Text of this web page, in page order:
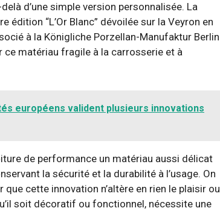
d’une simple version personnalisée. La
édition “L’Or Blanc” dévoilée sur la Veyron en
à la Königliche Porzellan-Manufaktur Berlin
ce matériau fragile à la carrosserie et à
européens valident plusieurs innovations
de performance un matériau aussi délicat
la sécurité et la durabilité à l’usage. On
cette innovation n’altère en rien le plaisir ou
soit décoratif ou fonctionnel, nécessite une